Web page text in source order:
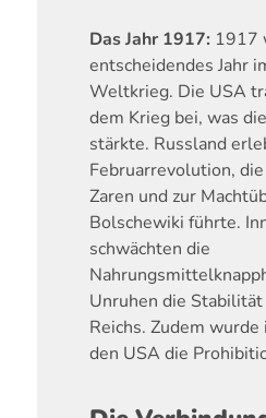
Das Jahr 1917: 1917
entscheidendes Jahr
Weltkrieg. Die USA
dem Krieg bei, was
stärkte. Russland
Februarrevolution,
Zaren und zur
Bolschewiki führte.
schwächten die
Unruhen die
Reichs. Zudem
den USA die